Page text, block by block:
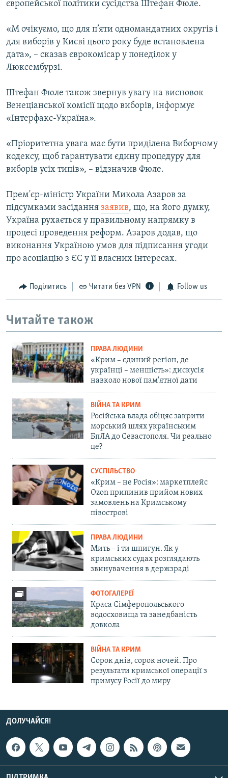
європейської політики сусідства Штефан Фюле.
«М очікуємо, що для п’яти одномандатних округів і
для виборів у Києві цього року буде встановлена
дата», – сказав єврокомісар у понеділок у
Люксембурзі.
Штефан Фюле також звернув увагу на висновок
Венеціанської комісії щодо виборів, інформує
«Інтерфакс-Україна».
«Пріоритетна увага має бути приділена Виборчому
кодексу, щоб гарантувати єдину процедуру для
виборів усіх типів», – відзначив Фюле.
Прем'єр-міністр України Микола Азаров за
підсумками засідання заявив, що, на його думку,
Україна рухається у правильному напрямку в
процесі проведення реформ. Азаров додав, що
виконання Україною умов для підписання угоди
про асоціацію з ЄС у її власних інтересах.
Поділитись Читати без VPN Follow us
Читайте також
ПРАВА ЛЮДИНИ
«Крим – єдиний регіон, де
українці – меншість»: дискусія
навколо нової пам'ятної дати
ВІЙНА ТА КРИМ
Російська влада обіцяє закрити
морський шлях українським
БпЛА до Севастополя. Чи реально
це?
СУСПІЛЬСТВО
«Крим – не Росія»: маркетплейс
Ozon припинив прийом нових
замовлень на Кримському
півострові
ПРАВА ЛЮДИНИ
Мить – і ти шпигун. Як у
кримських судах розглядають
звинувачення в держзраді
ФОТОГАЛЕРЕЇ
Краса Сімферопольського
водосховища та занедбаність
довкола
ВІЙНА ТА КРИМ
Сорок днів, сорок ночей. Про
результати кримської операції з
примусу Росії до миру
ДОЛУЧАЙСЯ!